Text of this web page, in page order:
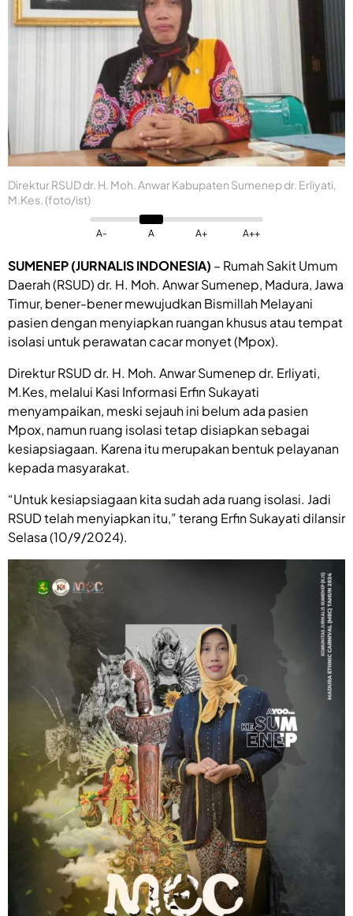
Direktur RSUD dr. H. Moh. Anwar Kabupaten Sumenep dr. Erliyati,
M.Kes. (foto/ist)
A- A A+ A++
SUMENEP (JURNALIS INDONESIA) – Rumah Sakit Umum
Daerah (RSUD) dr. H. Moh. Anwar Sumenep, Madura, Jawa
Timur, bener-bener mewujudkan Bismillah Melayani
pasien dengan menyiapkan ruangan khusus atau tempat
isolasi untuk perawatan cacar monyet (Mpox).
Direktur RSUD dr. H. Moh. Anwar Sumenep dr. Erliyati,
M.Kes, melalui Kasi Informasi Erfin Sukayati
menyampaikan, meski sejauh ini belum ada pasien
Mpox, namun ruang isolasi tetap disiapkan sebagai
kesiapsiagaan. Karena itu merupakan bentuk pelayanan
kepada masyarakat.
“Untuk kesiapsiagaan kita sudah ada ruang isolasi. Jadi
RSUD telah menyiapkan itu,” terang Erfin Sukayati dilansir
Selasa (10/9/2024).